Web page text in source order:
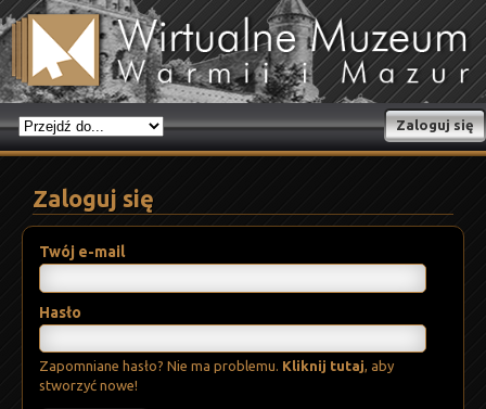
Zaloguj się
Zaloguj się
Twój e-mail
Hasło
Zapomniane hasło? Nie ma problemu. Kliknij tutaj, aby
stworzyć nowe!